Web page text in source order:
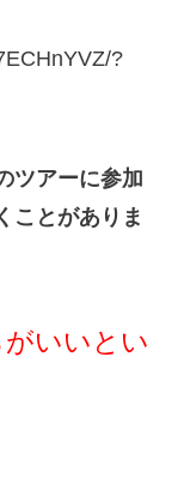
?
ツアーに参加
ことがありま
いいとい